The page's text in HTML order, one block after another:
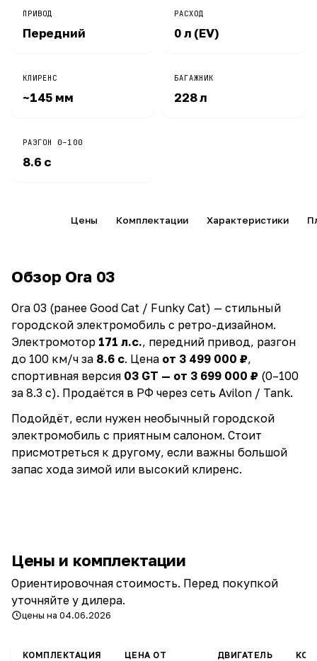
ПРИВОД
Передний
РАСХОД
0 л (EV)
КЛИРЕНС
~145 мм
БАГАЖНИК
228 л
РАЗГОН 0–100
8.6 с
Цены Комплектации Характеристики
Обзор Ora 03
Ora 03 (ранее Good Cat / Funky Cat) — стильный
городской электромобиль с ретро-дизайном.
Электромотор 171 л.с., передний привод, разгон
до 100 км/ч за 8.6 с. Цена от 3 499 000 ₽,
спортивная версия 03 GT — от 3 699 000 ₽ (0–100
за 8.3 с). Продаётся в РФ через сеть Avilon / Tank.
Подойдёт, если нужен необычный городской
электромобиль с приятным салоном. Стоит
присмотреться к другому, если важны большой
запас хода зимой или высокий клиренс.
Цены и комплектации
Ориентировочная стоимость. Перед покупкой
уточняйте у дилера.
цены на 04.06.2026
КОМПЛЕКТАЦИЯ ЦЕНА ОТ ДВИГАТЕЛЬ